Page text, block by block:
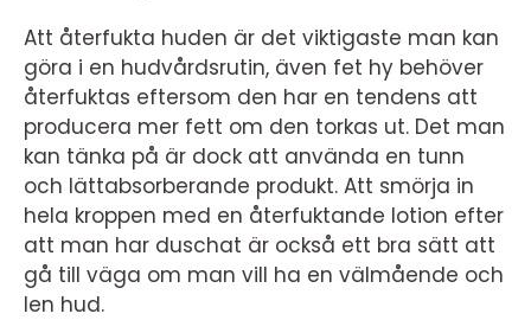
Att återfukta huden är det viktigaste man kan
göra i en hudvårdsrutin, även fet hy behöver
återfuktas eftersom den har en tendens att
producera mer fett om den torkas ut. Det man
kan tänka på är dock att använda en tunn
och lättabsorberande produkt. Att smörja in
hela kroppen med en återfuktande lotion efter
att man har duschat är också ett bra sätt att
gå till väga om man vill ha en välmående och
len hud.